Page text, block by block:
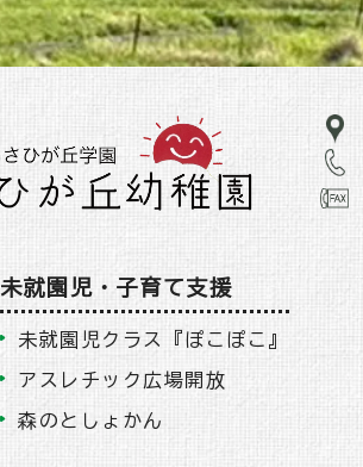
未就園児・子育て支援
未就園児クラス『ぽこぽこ』
アスレチック広場開放
森のとしょかん